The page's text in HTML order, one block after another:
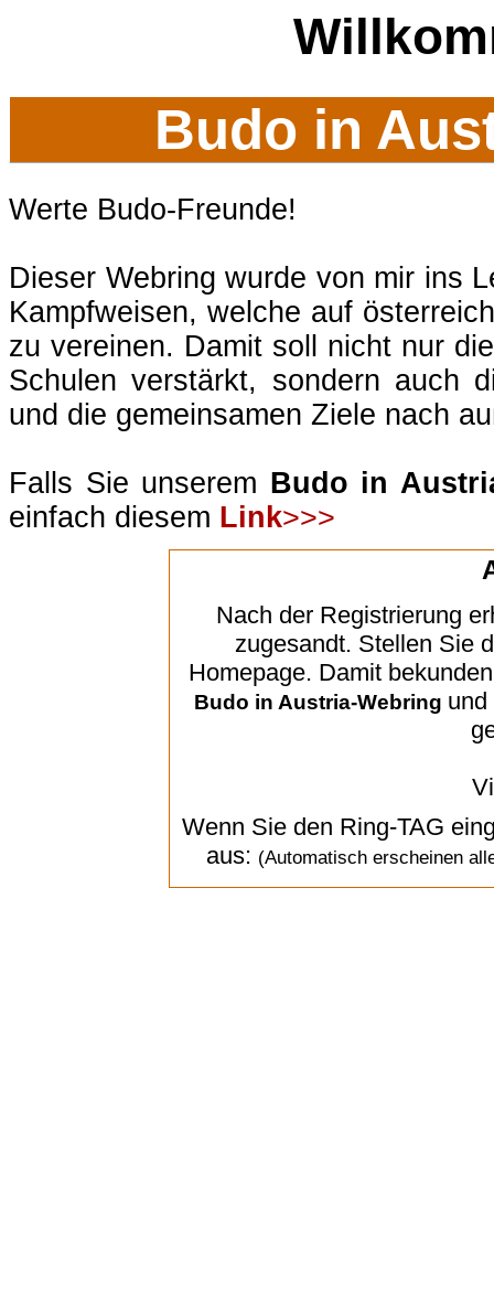
Budo in
Werte Budo-Freunde!
Dieser Webring wurde von mir ins
Kampfweisen, welche auf
zu vereinen. Damit soll nicht nur
Schulen verstärkt, sondern auch
und die gemeinsamen Ziele nach
Falls Sie unserem Budo in
einfach diesem Link>>>
Nach der Registrierung
zugesandt. Stellen Sie
Homepage. Damit
Budo in Austria-Webring und
Wenn Sie den Ring-TAG
aus: (Automatisch erscheinen